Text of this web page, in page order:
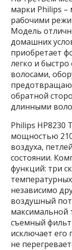
марки Philips
рабочими
Модель
домашних
приобретает
легко и
волосами,
обратной
длинными
Philips HP8230
мощностью
воздуха,
состоянии.
функций: три
независимо
воздушный
максимальной
съемный
исключает его
не